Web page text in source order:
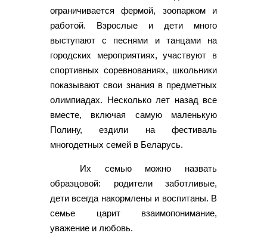
ограничивается фермой, зоопарком и
работой. Взрослые и дети много
выступают с песнями и танцами на
городских мероприятиях, участвуют в
спортивных соревнованиях, школьники
показывают свои знания в предметных
олимпиадах. Несколько лет назад все
вместе, включая самую маленькую
Полину, ездили на фестиваль
многодетных семей в Беларусь.
Их семью можно назвать
образцовой: родители заботливые,
дети всегда накормлены и воспитаны. В
семье царит взаимопонимание,
уважение и любовь.